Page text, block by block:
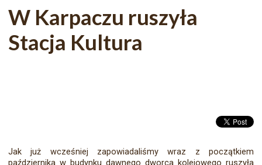
W Karpaczu ruszyła
Stacja Kultura
Jak już wcześniej zapowiadaliśmy wraz z początkiem
października w budynku dawnego dworca kolejowego ruszyła